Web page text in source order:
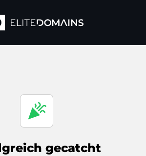
celebration
gecatcht